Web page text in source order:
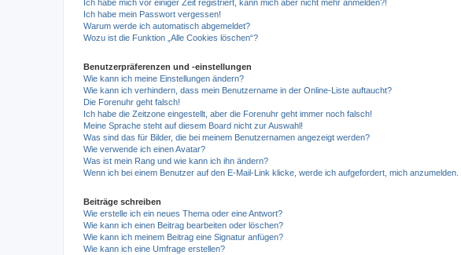
Ich habe mich vor einiger Zeit registriert, kann mich aber nicht mehr anmelden?!
Ich habe mein Passwort vergessen!
Warum werde ich automatisch abgemeldet?
Wozu ist die Funktion „Alle Cookies löschen“?
Benutzerpräferenzen und -einstellungen
Wie kann ich meine Einstellungen ändern?
Wie kann ich verhindern, dass mein Benutzername in der Online-Liste auftaucht?
Die Forenuhr geht falsch!
Ich habe die Zeitzone eingestellt, aber die Forenuhr geht immer noch falsch!
Meine Sprache steht auf diesem Board nicht zur Auswahl!
Was sind das für Bilder, die bei meinem Benutzernamen angezeigt werden?
Wie verwende ich einen Avatar?
Was ist mein Rang und wie kann ich ihn ändern?
Wenn ich bei einem Benutzer auf den E-Mail-Link klicke, werde ich aufgefordert, mich anzumelden.
Beiträge schreiben
Wie erstelle ich ein neues Thema oder eine Antwort?
Wie kann ich einen Beitrag bearbeiten oder löschen?
Wie kann ich meinem Beitrag eine Signatur anfügen?
Wie kann ich eine Umfrage erstellen?